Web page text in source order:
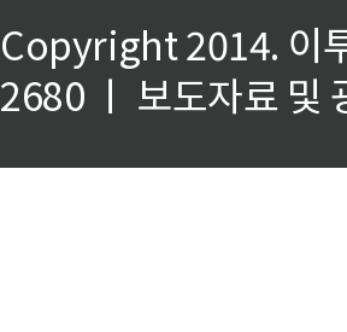
Copyright 2014. 이
2680 ㅣ 보도자료